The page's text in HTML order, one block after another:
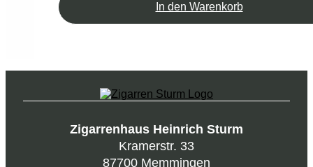
In den Warenkorb
Zigarrenhaus Heinrich Sturm
Kramerstr. 33
87700 Memmingen